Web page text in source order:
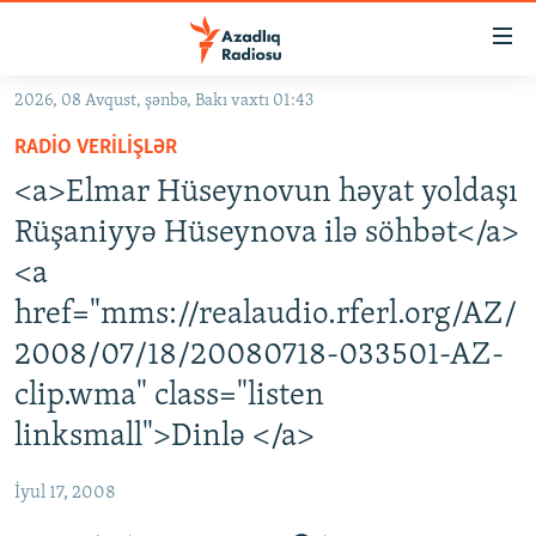
Əsas
qayıt
Əsas
naviqasiyaya
qayıt
Axtarışa
keç
GÜNDƏM
#İZAHLA
#ƏSLINDƏ
FƏRQƏ BAX
QANUNI DOĞRU
ARAŞDIRMA
MULTIMEDIA
2026, 08 Avqust, şənbə, Bakı vaxtı 01:43
RADIO VERILIŞLƏR
<a>Elmar Hüseynovun həyat yoldaşı
Rüşaniyyə Hüseynova ilə söhbət</a>
<a
href="mms://realaudio.rferl.org/AZ/
2008/07/18/20080718-033501-AZ-
clip.wma" class="listen
linksmall">Dinlə </a>
İyul 17, 2008